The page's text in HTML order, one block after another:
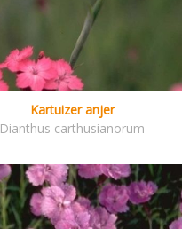
Kartuizer anjer
Dianthus carthusianorum